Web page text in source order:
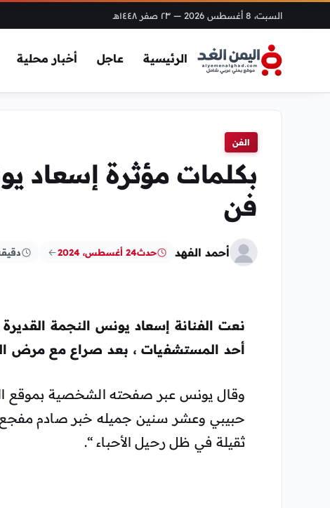
السبت، 8 أغسطس 2026 — ٢٣ صفر ١٤٤٨هـ
الرئيسية عاجل أخبار محلية
الفن
بكلمات مؤثرة إسعاد
فن
أحمد الفهد حدث24 أغسطس، 2024
نعت الفنانة إسعاد يونس النجمة
أحد المستشفيات ، بعد صراع مع مرض
وقال يونس عبر صفحته الشخصية بموقع
حبيبي وعشر سنين جميله خبر صادم مفجع
ثقيلة في ظل رحيل الأحباء “.